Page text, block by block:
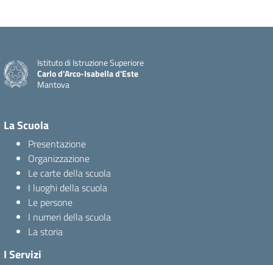
Istituto di Istruzione Superiore
Carlo d'Arco-Isabella d'Este
Mantova
La Scuola
Presentazione
Organizzazione
Le carte della scuola
I luoghi della scuola
Le persone
I numeri della scuola
La storia
I Servizi